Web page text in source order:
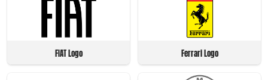
FIAT Logo Ferrari Logo